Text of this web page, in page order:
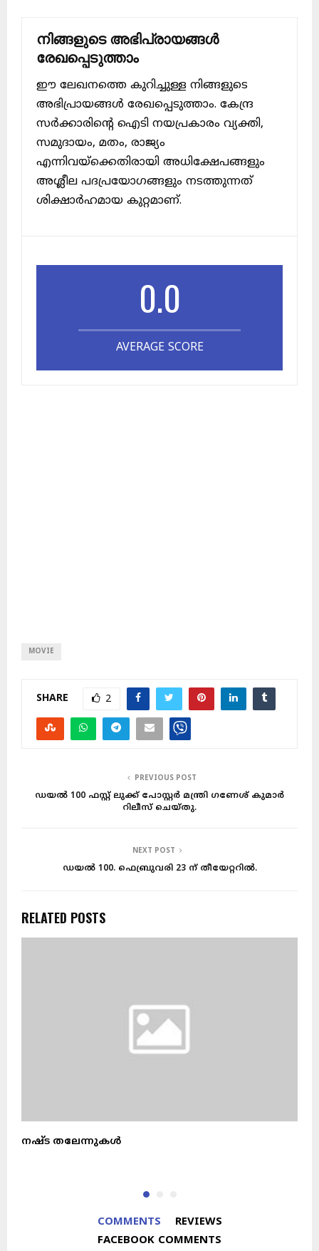
നിങ്ങളുടെ അഭിപ്രായങ്ങൾ
രേഖപ്പെടുത്താം
ഈ ലേഖനത്തെ കുറിച്ചുള്ള നിങ്ങളുടെ
അഭിപ്രായങ്ങൾ രേഖപ്പെടുത്താം. കേന്ദ്ര
സർക്കാരിന്റെ ഐടി നയപ്രകാരം വ്യക്തി,
സമുദായം, മതം, രാജ്യം
എന്നിവയ്ക്കെതിരായി അധിക്ഷേപങ്ങളും
അശ്ലീല പദപ്രയോഗങ്ങളും നടത്തുന്നത്
ശിക്ഷാർഹമായ കുറ്റമാണ്.
0.0
AVERAGE SCORE
MOVIE
SHARE 2
PREVIOUS POST
ഡയൽ 100 ഫസ്റ്റ് ലുക്ക് പോസ്റ്റർ മന്ത്രി ഗണേശ് കുമാർ
റിലീസ് ചെയ്തു.
NEXT POST
ഡയൽ 100. ഫെബ്രുവരി 23 ന് തീയേറ്ററിൽ.
RELATED POSTS
നഷ്ട തലേന്നുകൾ
COMMENTS
REVIEWS
FACEBOOK COMMENTS